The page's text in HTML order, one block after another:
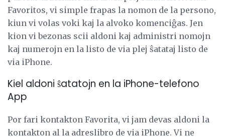
Favoritos, vi simple frapas la nomon de la persono,
kiun vi volas voki kaj la alvoko komenciĝas. Jen
kion vi bezonas scii aldoni kaj administri nomojn
kaj numerojn en la listo de via plej ŝatataj listo de
via iPhone.
Kiel aldoni ŝatatojn en la iPhone-telefono
App
Por fari kontakton Favorita, vi jam devas aldoni la
kontakton al la adreslibro de via iPhone. Vi ne